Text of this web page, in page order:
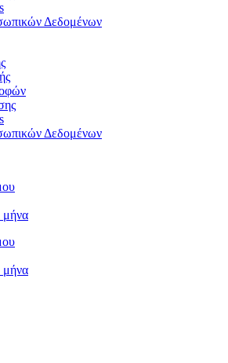
Δεδομένων
Δεδομένων
μήνα
μήνα